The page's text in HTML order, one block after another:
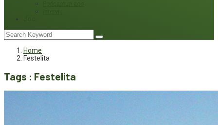
Home
Festelita
Tags : Festelita